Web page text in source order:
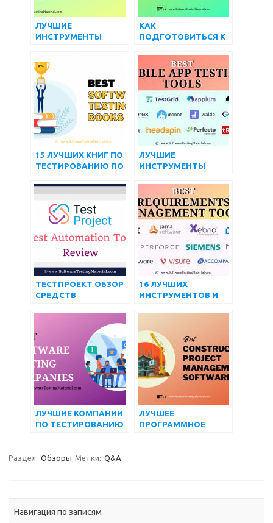
ЛУЧШИЕ
ИНСТРУМЕНТЫ
(БЕСПЛАТНЫЕ И
ПЛАТНЫЕ) НА 2022
ГОД
КАК
ПОДГОТОВИТЬСЯ К
ПРОГРАММНОГО
ОБЕСПЕЧЕНИЯ |
ПОЛНОЕ
РУКОВОДСТВО
15 ЛУЧШИХ КНИГ ПО
ТЕСТИРОВАНИЮ ПО
ГОДУ
ЛУЧШИЕ
ИНСТРУМЕНТЫ
МОБИЛЬНЫХ
ПРИЛОЖЕНИЙ В 2024
ГОДУ ДЛЯ ANDROID
И IOS
ТЕСТПРОЕКТ ОБЗОР
СРЕДСТВ
ТЕСТИРОВАНИЯ ПО
МАТЕРИАЛАМ ДЛЯ
ТЕСТИРОВАНИЯ
ПРОГРАММНОГО
ОБЕСПЕЧЕНИЯ
16 ЛУЧШИХ
ИНСТРУМЕНТОВ И
ОБЕСПЕЧЕНИЯ ДЛЯ
ТРЕБОВАНИЯМИ НА
2022 ГОД
ЛУЧШИЕ КОМПАНИИ
ПО ТЕСТИРОВАНИЮ
ГОДУ
ЛУЧШЕЕ
ПРОГРАММНОЕ
Раздел: Обзоры Метки: Q&A
Навигация по записям